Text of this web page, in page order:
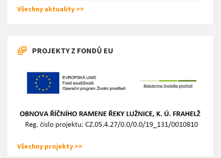
Všechny aktuality >>
PROJEKTY Z FONDŮ EU
Všechny projekty >>